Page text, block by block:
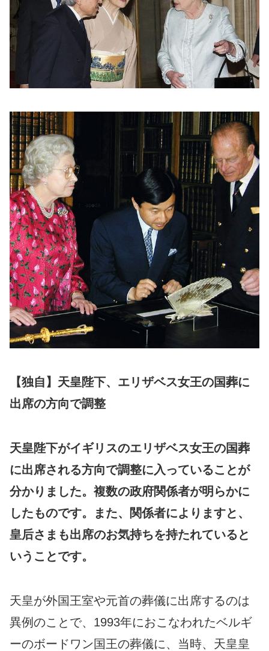
【独自】天皇陛下、エリザベス女王の国葬に
出席の方向で調整
天皇陛下がイギリスのエリザベス女王の国葬
に出席される方向で調整に入っていることが
分かりました。複数の政府関係者が明らかに
したものです。また、関係者によりますと、
皇后さまも出席のお気持ちを持たれていると
いうことです。
天皇が外国王室や元首の葬儀に出席するのは
異例のことで、1993年におこなわれたベルギ
ーのボードワン国王の葬儀に、当時、天皇皇